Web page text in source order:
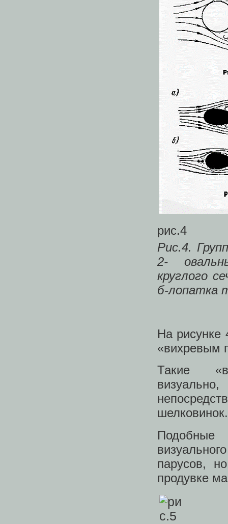
рис.4
Рис.4.
2-
круглого
б-лопатка
На рисунке
«вихревым
Такие
шелковинок.
Подобные
парусов,
продувке